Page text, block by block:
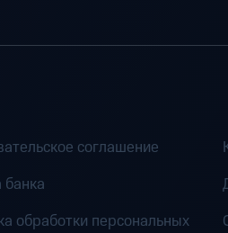
соглашение
обработки персональных